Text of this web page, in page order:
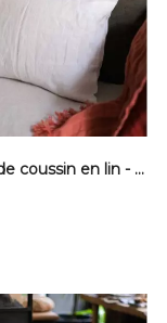
Housse de coussin en lin - Blanc